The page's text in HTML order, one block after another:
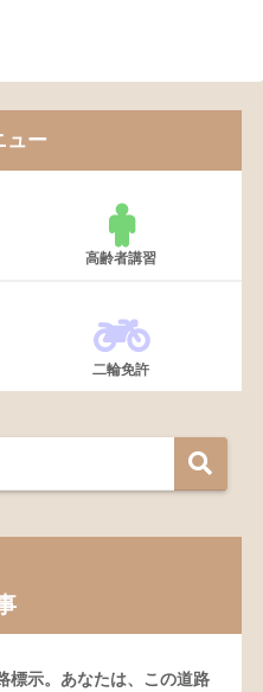
ー
高齢者講習
二輪免許
標示。あなたは、この道路